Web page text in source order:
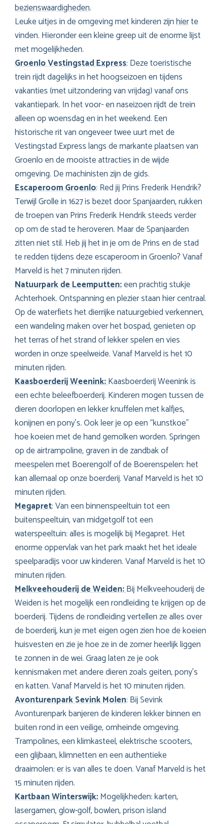
bezienswaardigheden.
Leuke uitjes in de omgeving met kinderen zijnhierte
vinden. Hieronder een kleine greep uit de enorme lijst
met mogelijkheden.
Groenlo Vestingstad Express: Deze toeristische
trein rijdt dagelijks in het hoogseizoen en tijdens
vakanties (met uitzondering van vrijdag) vanaf ons
vakantiepark. In het voor- en naseizoen rijdt de trein
alleen op woensdag en in het weekend. Een
historische rit van ongeveer twee uurt met de
Vestingstad Express langs de markante plaatsen van
Groenlo en de mooiste attracties in de wijde
omgeving. De machinisten zijn de gids.
Escaperoom Groenlo: Red jij Prins Frederik Hendrik?
Terwijl Grolle in 1627 is bezet door Spanjaarden, rukken
de troepen van Prins Frederik Hendrik steeds verder
op om de stad te heroveren. Maar de Spanjaarden
zitten niet stil. Heb jij het in je om de Prins en de stad
te redden tijdens deze escaperoom in Groenlo? Vanaf
Marveld is het 7 minuten rijden.
Natuurpark de Leemputten:een prachtig stukje
Achterhoek. Ontspanning en plezier staan hier centraal.
Op de waterfiets het dierrijke natuurgebied verkennen,
een wandeling maken over het bospad, genieten op
het terras of het strand of lekker spelen en vies
worden in onze speelweide. Vanaf Marveld is het 10
minuten rijden.
Kaasboerderij Weenink:Kaasboerderij Weenink is
een echte beleefboerderij. Kinderen mogen tussen de
dieren doorlopen en lekker knuffelen met kalfjes,
konijnen en pony’s. Ook leer je op een “kunstkoe”
hoe koeien met de hand gemolken worden. Springen
op de airtrampoline, graven in de zandbak of
meespelen met Boerengolf of de Boerenspelen: het
kan allemaal op onze boerderij. Vanaf Marveld is het 10
minuten rijden.
Megapret: Van een binnenspeeltuin tot een
buitenspeeltuin, van midgetgolf tot een
waterspeeltuin: alles is mogelijk bij Megapret. Het
enorme oppervlak van het park maakt het het ideale
speelparadijs voor uw kinderen. Vanaf Marveld is het 10
minuten rijden.
Melkveehouderij de Weiden:Bij Melkveehouderij de
Weiden is het mogelijk een rondleiding te krijgen op de
boerderij. Tijdens de rondleiding vertellen ze alles over
de boerderij, kun je met eigen ogen zien hoe de koeien
huisvesten en zie je hoe ze in de zomer heerlijk liggen
te zonnen in de wei. Graag laten ze je ook
kennismaken met andere dieren zoals geiten, pony’s
en katten. Vanaf Marveld is het 10 minuten rijden.
Avonturenpark Sevink Molen: Bij Sevink
Avonturenpark banjeren de kinderen lekker binnen en
buiten rond in een veilige, omheinde omgeving.
Trampolines, een klimkasteel, elektrische scooters,
een glijbaan, klimnetten en een authentieke
draaimolen: er is van alles te doen. Vanaf Marveld is het
15 minuten rijden.
Kartbaan Winterswijk:Mogelijkheden: karten,
lasergamen, glow-golf, bowlen, prison island